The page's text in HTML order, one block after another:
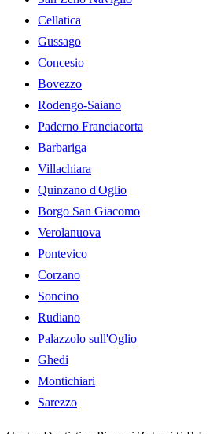
Cellatica
Gussago
Concesio
Bovezzo
Rodengo-Saiano
Paderno Franciacorta
Barbariga
Villachiara
Quinzano d'Oglio
Borgo San Giacomo
Verolanuova
Pontevico
Corzano
Soncino
Rudiano
Palazzolo sull'Oglio
Ghedi
Montichiari
Sarezzo